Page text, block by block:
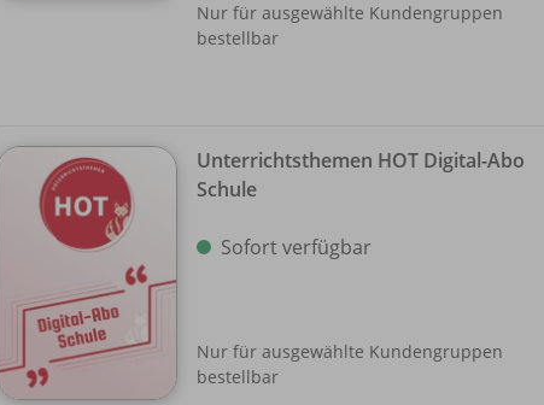
Nur für ausgewählte Kundengruppen
bestellbar
Unterrichtsthemen HOT Digital-Abo
Schule
Sofort verfügbar
Nur für ausgewählte Kundengruppen
bestellbar